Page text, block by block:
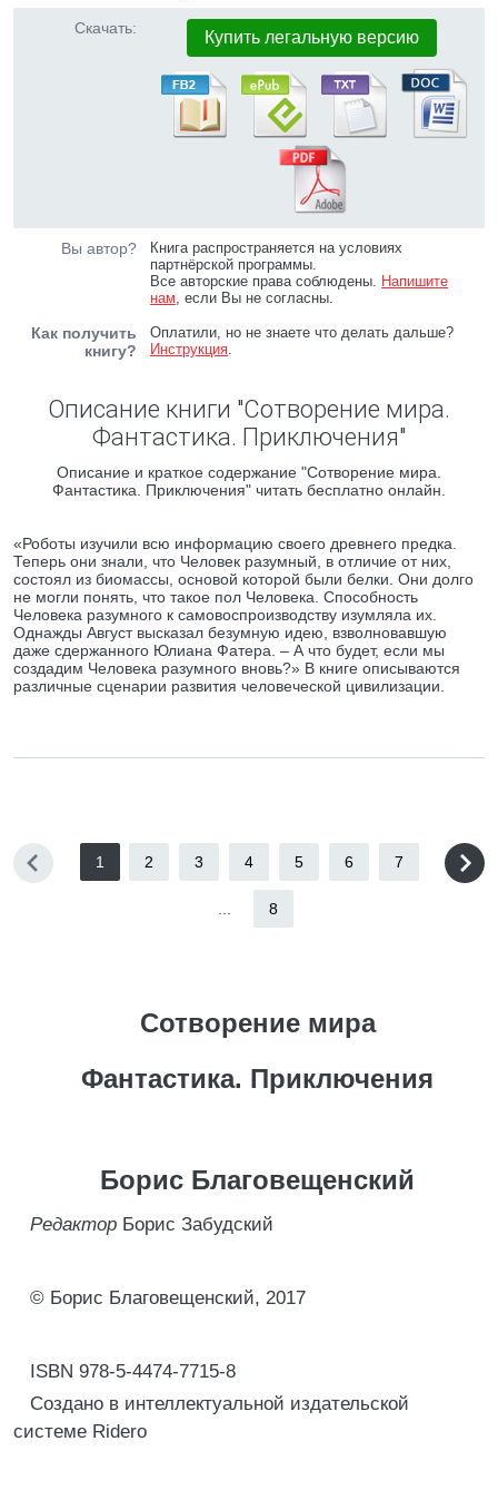
Скачать: Купить легальную версию
Вы автор?
Книга распространяется на условиях
партнёрской программы.
Все авторские права соблюдены. Напишите
нам, если Вы не согласны.
Как получить
книгу?
Оплатили, но не знаете что делать дальше?
Инструкция.
Описание книги "Сотворение мира.
Фантастика. Приключения"
Описание и краткое содержание "Сотворение мира.
Фантастика. Приключения" читать бесплатно онлайн.
«Роботы изучили всю информацию своего древнего предка.
Теперь они знали, что Человек разумный, в отличие от них,
состоял из биомассы, основой которой были белки. Они долго
не могли понять, что такое пол Человека. Способность
Человека разумного к самовоспроизводству изумляла их.
Однажды Август высказал безумную идею, взволновавшую
даже сдержанного Юлиана Фатера. – А что будет, если мы
создадим Человека разумного вновь?» В книге описываются
различные сценарии развития человеческой цивилизации.
1 2 3 4 5 6 7
8
Сотворение мира
Фантастика. Приключения
Борис Благовещенский
Редактор Борис Забудский
© Борис Благовещенский, 2017
ISBN 978-5-4474-7715-8
Создано в интеллектуальной издательской
системе Ridero